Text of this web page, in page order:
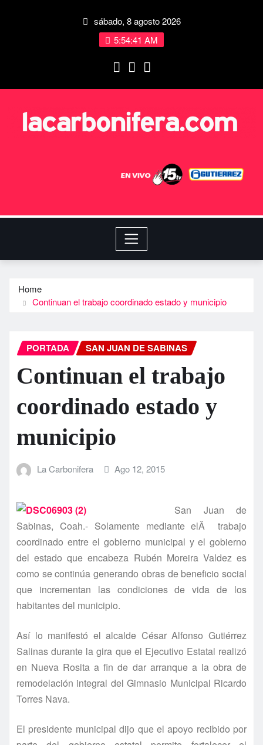
sábado, 8 agosto 2026
5:54:42 AM
Home
Continuan el trabajo coordinado estado y municipio
PORTADA SAN JUAN DE SABINAS
Continuan el trabajo
coordinado estado y
municipio
La Carbonifera Ago 12, 2015
San Juan de
Sabinas, Coah.- Solamente mediante elÂ trabajo
coordinado entre el gobierno municipal y el gobierno
del estado que encabeza Rubén Moreira Valdez es
como se continúa generando obras de beneficio social
que incrementan las condiciones de vida de los
habitantes del municipio.
Así­ lo manifestó el alcalde César Alfonso Gutiérrez
Salinas durante la gira que el Ejecutivo Estatal realizó
en Nueva Rosita a fin de dar arranque a la obra de
remodelación integral del Gimnasio Municipal Ricardo
Torres Nava.
El presidente municipal dijo que el apoyo recibido por